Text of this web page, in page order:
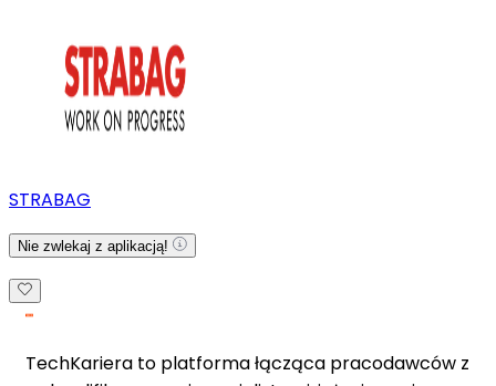
STRABAG
Nie zwlekaj z aplikacją!
TechKariera to platforma łącząca pracodawców z